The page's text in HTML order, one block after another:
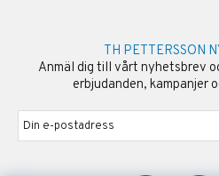
TH PETTERSSON
Anmäl dig till vårt nyhetsbrev
erbjudanden, kampanjer